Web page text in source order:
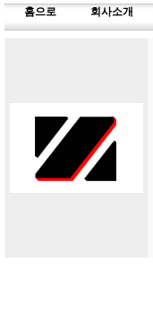
홈으로 회사소개